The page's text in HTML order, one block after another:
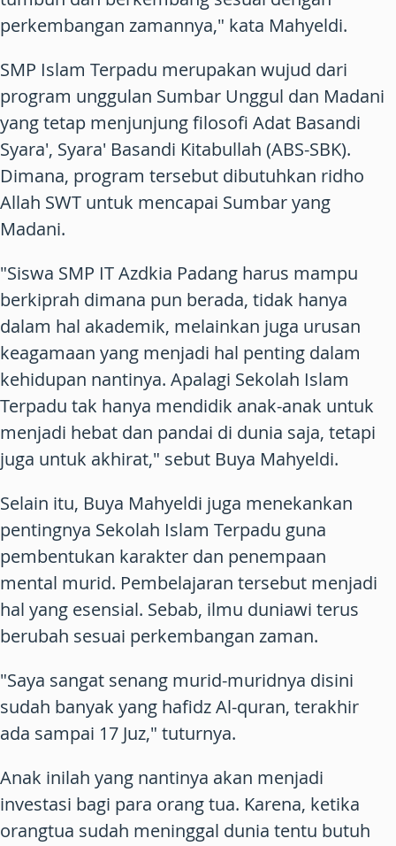
perkembangan zamannya," kata Mahyeldi.
SMP Islam Terpadu merupakan wujud dari
program unggulan Sumbar Unggul dan Madani
yang tetap menjunjung filosofi Adat Basandi
Syara', Syara' Basandi Kitabullah (ABS-SBK).
Dimana, program tersebut dibutuhkan ridho
Allah SWT untuk mencapai Sumbar yang
Madani.
"Siswa SMP IT Azdkia Padang harus mampu
berkiprah dimana pun berada, tidak hanya
dalam hal akademik, melainkan juga urusan
keagamaan yang menjadi hal penting dalam
kehidupan nantinya. Apalagi Sekolah Islam
Terpadu tak hanya mendidik anak-anak untuk
menjadi hebat dan pandai di dunia saja, tetapi
juga untuk akhirat," sebut Buya Mahyeldi.
Selain itu, Buya Mahyeldi juga menekankan
pentingnya Sekolah Islam Terpadu guna
pembentukan karakter dan penempaan
mental murid. Pembelajaran tersebut menjadi
hal yang esensial. Sebab, ilmu duniawi terus
berubah sesuai perkembangan zaman.
"Saya sangat senang murid-muridnya disini
sudah banyak yang hafidz Al-quran, terakhir
ada sampai 17 Juz," tuturnya.
Anak inilah yang nantinya akan menjadi
investasi bagi para orang tua. Karena, ketika
orangtua sudah meninggal dunia tentu butuh